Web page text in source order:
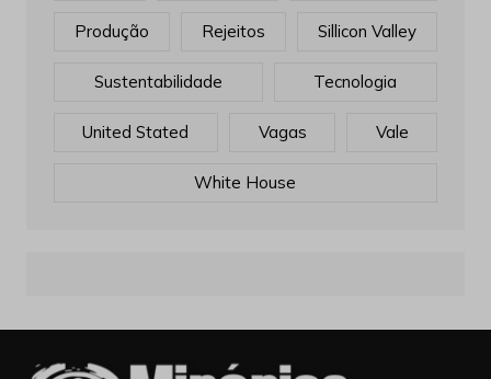
Produção Rejeitos Sillicon Valley
Sustentabilidade Tecnologia
United Stated Vagas Vale
White House